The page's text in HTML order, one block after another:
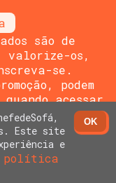
Este site
e
política
OK
são de
valorize-os,
se.
podem
acessar
tratar de links
Santos
- Todos os